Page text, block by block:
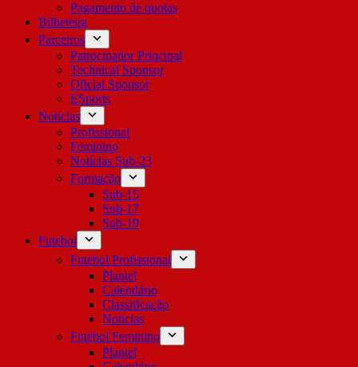
Pagamento de quotas
Bilheteira
Parceiros
Patrocinador Principal
Technical Sponsor
Oficial Sponsor
ESports
Notícias
Profissional
Feminino
Notícias Sub-23
Formação
Sub-15
Sub-17
Sub-19
Futebol
Futebol Profissional
Plantel
Calendário
Classificação
Notícias
Futebol Feminino
Plantel